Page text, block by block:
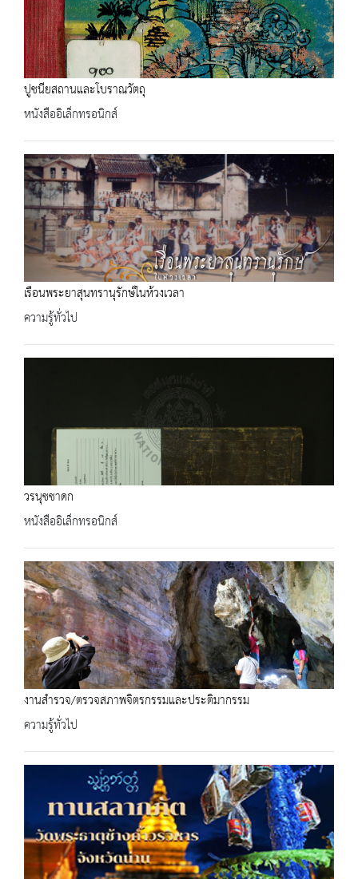
ปูชนียสถานและโบราณวัตถุ
หนังสืออิเล็กทรอนิกส์
เรือนพระยาสุนทรานุรักษ์ในห้วงเวลา
ความรู้ทั่วไป
วรนุชชาดก
หนังสืออิเล็กทรอนิกส์
งานสำรวจ/ตรวจสภาพจิตรกรรมและประติมากรรม
ความรู้ทั่วไป